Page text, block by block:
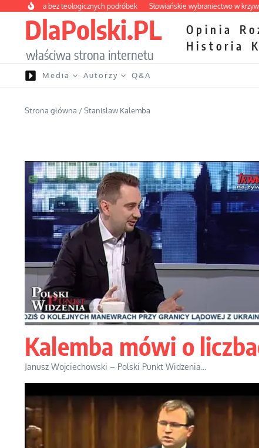
Przejdź do treści
apteczka bez teologicznych podróbek Słowiańskie wybraniectwo w krzywym
DlaPolski.PL
właściwa strona internetu
Opinia
Historia
Media Autorzy Q&A
Strona główna /Stanisław Kalemba
Kalemba mówi o
Janusz Wojciechowski – Polski Punkt Widzenia...